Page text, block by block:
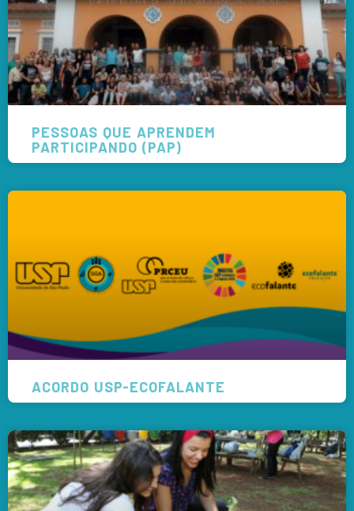
PESSOAS QUE APRENDEM
PARTICIPANDO (PAP)
ACORDO USP-ECOFALANTE